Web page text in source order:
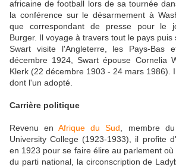
africaine de football lors de sa tournée
la conférence sur le désarmement à
que correspondant de presse pour le
Burger. Il voyage à travers tout le pays
Swart visite l'Angleterre, les Pays-Bas
décembre 1924, Swart épouse Cornelia
Klerk (22 décembre 1903 - 24 mars 1986).
dont l'un adopté.
Carrière politique
Revenu enAfrique du Sud , membre
University College (1923-1933), il profite
en 1923 pour se faire élire au parlement
du parti national, la circonscription de